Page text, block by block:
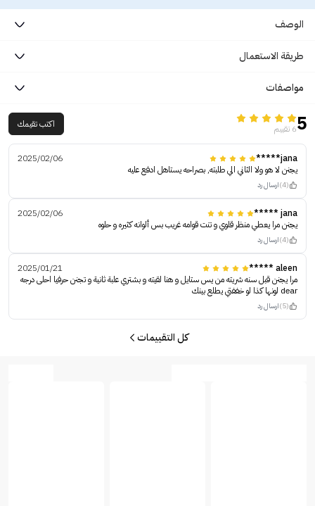
الوصف
طريقة الاستعمال
مواصفات
56 تقييم اكتب تقيمك
jana*****
2025/02/06
يجنن لا هو ولا الثاني الي طلبته, بصراحه يستاهل ادفع عليه
(4) ارسال رد
jana *****
2025/02/06
يجنن مرا يعطي منظر قلوي و تنت قوامه غريب بس ألوانه كثيره و حلوه
(4) ارسال رد
aleen *****
2025/01/21
مرا يجنن قبل سنه شريته من يس ستايل و هنا لقيته و بشتري علبة ثانية و تجنن حرفيا احلى درجه
dear لونها كذا لو خففتي يطلع بينك
(5) ارسال رد
كل التقييمات